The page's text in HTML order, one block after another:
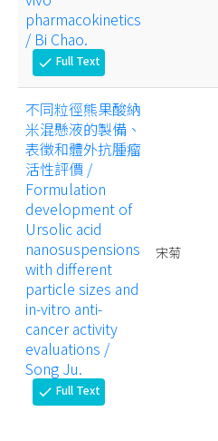
pharmacokinetics
/ Bi Chao.
check Full Text
不同粒徑熊果酸納
米混懸液的製備、
表徵和體外抗腫瘤
活性評價 /
Formulation
development of
Ursolic acid
nanosuspensions
with different
particle sizes and
in-vitro anti-
cancer activity
evaluations /
Song Ju.
check Full Text
宋菊